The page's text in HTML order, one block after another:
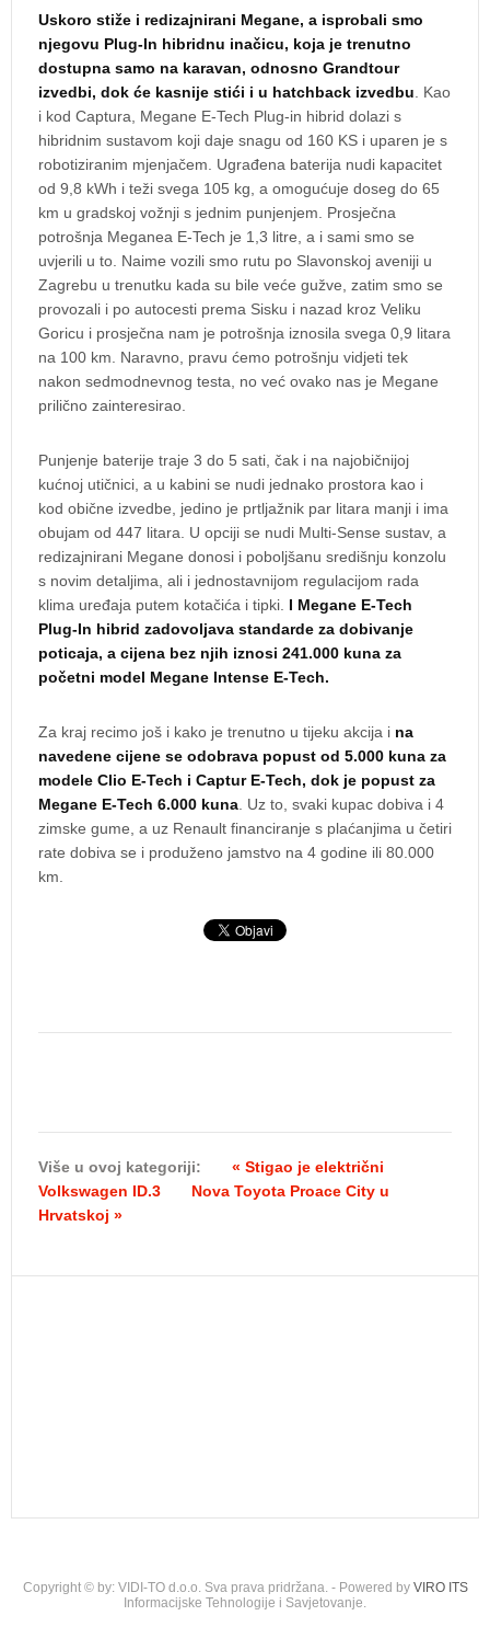
Uskoro stiže i redizajnirani Megane, a isprobali smo
njegovu Plug-In hibridnu inačicu, koja je trenutno
dostupna samo na karavan, odnosno Grandtour
izvedbi, dok će kasnije stići i u hatchback izvedbu . Kao
i kod Captura, Megane E-Tech Plug-in hibrid dolazi s
hibridnim sustavom koji daje snagu od 160 KS i uparen je s
robotiziranim mjenjačem. Ugrađena baterija nudi kapacitet
od 9,8 kWh i teži svega 105 kg, a omogućuje doseg do 65
km u gradskoj vožnji s jednim punjenjem. Prosječna
potrošnja Meganea E-Tech je 1,3 litre, a i sami smo se
uvjerili u to. Naime vozili smo rutu po Slavonskoj aveniji u
Zagrebu u trenutku kada su bile veće gužve, zatim smo se
provozali i po autocesti prema Sisku i nazad kroz Veliku
Goricu i prosječna nam je potrošnja iznosila svega 0,9 litara
na 100 km. Naravno, pravu ćemo potrošnju vidjeti tek
nakon sedmodnevnog testa, no već ovako nas je Megane
prilično zainteresirao.
Punjenje baterije traje 3 do 5 sati, čak i na najobičnijoj
kućnoj utičnici, a u kabini se nudi jednako prostora kao i
kod obične izvedbe, jedino je prtljažnik par litara manji i ima
obujam od 447 litara. U opciji se nudi Multi-Sense sustav, a
redizajnirani Megane donosi i poboljšanu središnju konzolu
s novim detaljima, ali i jednostavnijom regulacijom rada
klima uređaja putem kotačića i tipki. I Megane E-Tech
Plug-In hibrid zadovoljava standarde za dobivanje
poticaja, a cijena bez njih iznosi 241.000 kuna za
početni model Megane Intense E-Tech.
Za kraj recimo još i kako je trenutno u tijeku akcija i na
navedene cijene se odobrava popust od 5.000 kuna za
modele Clio E-Tech i Captur E-Tech, dok je popust za
Megane E-Tech 6.000 kuna . Uz to, svaki kupac dobiva i 4
zimske gume, a uz Renault financiranje s plaćanjima u četiri
rate dobiva se i produženo jamstvo na 4 godine ili 80.000
km.
Više u ovoj kategoriji:
« Stigao je električni
Volkswagen ID.3
Nova Toyota Proace City u
Hrvatskoj »
Copyright © by: VIDI-TO d.o.o. Sva prava pridržana. - Powered by VIRO ITS
Informacijske Tehnologije i Savjetovanje.